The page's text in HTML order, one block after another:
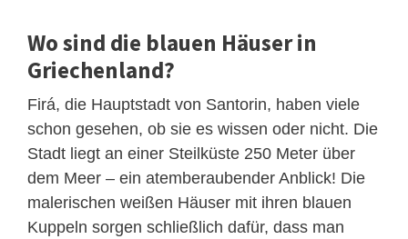
Wo sind die blauen Häuser in
Griechenland?
Firá, die Hauptstadt von Santorin, haben viele
schon gesehen, ob sie es wissen oder nicht. Die
Stadt liegt an einer Steilküste 250 Meter über
dem Meer – ein atemberaubender Anblick! Die
malerischen weißen Häuser mit ihren blauen
Kuppeln sorgen schließlich dafür, dass man